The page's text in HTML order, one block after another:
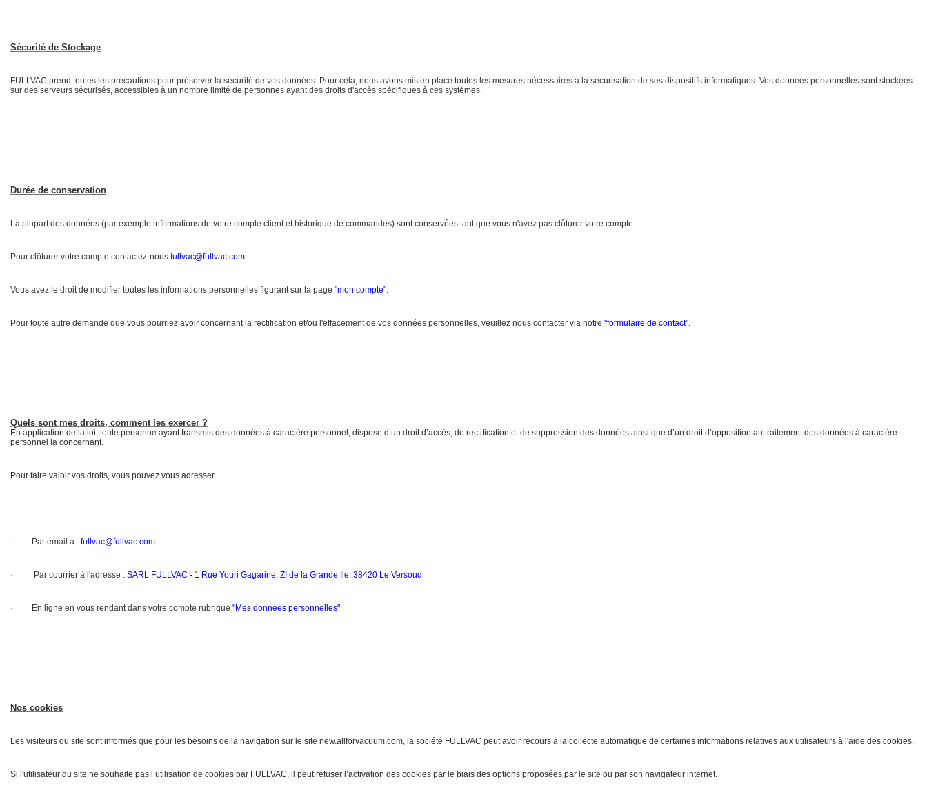
Sécurité de Stockage
FULLVAC prend toutes les précautions pour préserver la sécurité de vos données. Pour cela, nous avons mis en place toutes les mesures nécessaires à la sécurisation de ses dispositifs informatiques. Vos données personnelles sont stockées
sur des serveurs sécurisés, accessibles à un nombre limité de personnes ayant des droits d'accès spécifiques à ces systèmes.
Durée de conservation
La plupart des données (par exemple informations de votre compte client et historique de commandes) sont conservées tant que vous n'avez pas clôturer votre compte.
Pour clôturer votre compte contactez-nous fullvac@fullvac.com
Vous avez le droit de modifier toutes les informations personnelles figurant sur la page "mon compte".
Pour toute autre demande que vous pourriez avoir concernant la rectification et/ou l'effacement de vos données personnelles, veuillez nous contacter via notre "formulaire de contact".
Quels sont mes droits, comment les exercer ?
En application de la loi, toute personne ayant transmis des données à caractère personnel, dispose d’un droit d’accès, de rectification et de suppression des données ainsi que d’un droit d’opposition au traitement des données à caractère
personnel la concernant.
Pour faire valoir vos droits, vous pouvez vous adresser
· Par email à : fullvac@fullvac.com
· Par courrier à l'adresse : SARL FULLVAC - 1 Rue Youri Gagarine, ZI de la Grande Ile, 38420 Le Versoud
· En ligne en vous rendant dans votre compte rubrique "Mes données personnelles"
Nos cookies
Les visiteurs du site sont informés que pour les besoins de la navigation sur le site new.allforvacuum.com, la société FULLVAC peut avoir recours à la collecte automatique de certaines informations relatives aux utilisateurs à l'aide des cookies.
Si l'utilisateur du site ne souhaite pas l’utilisation de cookies par FULLVAC, il peut refuser l’activation des cookies par le biais des options proposées par le site ou par son navigateur internet.